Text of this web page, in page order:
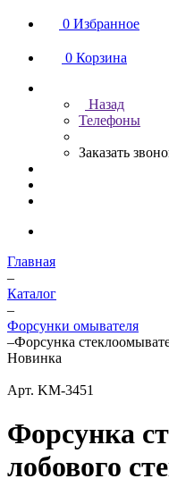
0 Избранное
0 Корзина
Назад
Телефоны
Заказать
Главная
–
Каталог
–
Форсунки омывателя
–Форсунка
Новинка
Арт. KM-3451
Форсунка
лобового